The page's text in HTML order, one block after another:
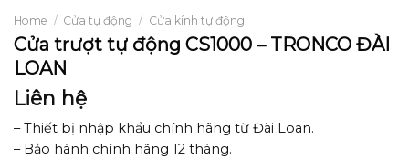
Home / Cửa tự động / Cửa kính tự động
Cửa trượt tự động CS1000 – TRONCO ĐÀI
LOAN
Liên hệ
– Thiết bị nhập khẩu chính hãng từ Đài Loan.
– Bảo hành chính hãng 12 tháng.